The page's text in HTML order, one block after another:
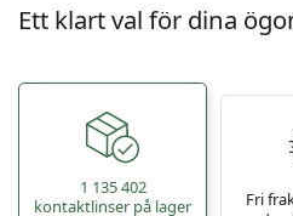
Ett klart val för dina
1 135 402
kontaktlinser på lager
Fri